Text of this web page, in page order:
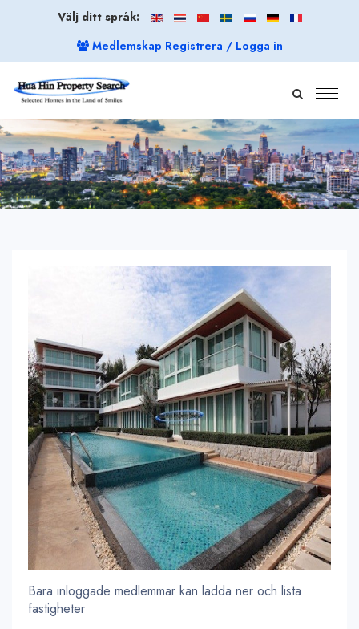
Välj ditt språk:
Medlemskap Registrera / Logga in
Bara inloggade medlemmar kan ladda ner och lista
fastigheter